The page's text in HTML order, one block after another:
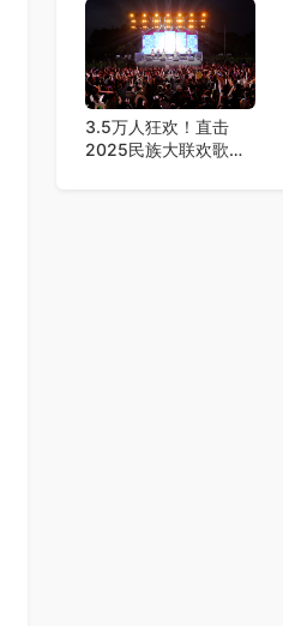
玮柏领衔，唤醒你的青
春DNA！
3.5万人狂欢！直击
2025民族大联欢歌舞